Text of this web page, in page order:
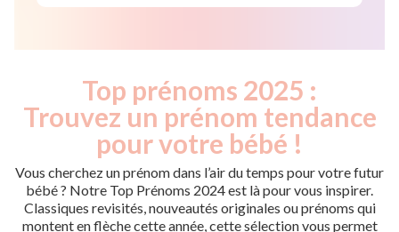
Top prénoms 2025 :
Trouvez un prénom tendance
pour votre bébé !
Vous cherchez un prénom dans l’air du temps pour votre futur
bébé ? Notre Top Prénoms 2024 est là pour vous inspirer.
Classiques revisités, nouveautés originales ou prénoms qui
montent en flèche cette année, cette sélection vous permet